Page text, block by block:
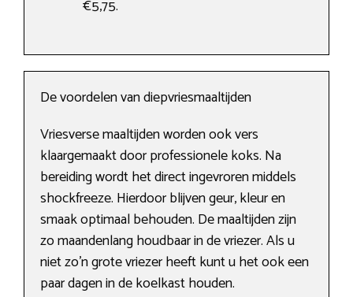
€5,75.
De voordelen van diepvriesmaaltijden
Vriesverse maaltijden worden ook vers
klaargemaakt door professionele koks. Na
bereiding wordt het direct ingevroren middels
shockfreeze. Hierdoor blijven geur, kleur en
smaak optimaal behouden. De maaltijden zijn
zo maandenlang houdbaar in de vriezer. Als u
niet zo’n grote vriezer heeft kunt u het ook een
paar dagen in de koelkast houden.